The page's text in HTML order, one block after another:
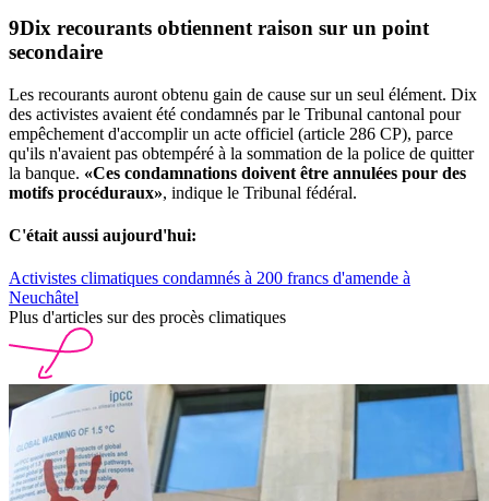
Dix recourants obtiennent raison sur un point
secondaire
Les recourants auront obtenu gain de cause sur un seul élément. Dix
des activistes avaient été condamnés par le Tribunal cantonal pour
empêchement d'accomplir un acte officiel (article 286 CP), parce
qu'ils n'avaient pas obtempéré à la sommation de la police de quitter
la banque. «Ces condamnations doivent être annulées pour des
motifs procéduraux», indique le Tribunal fédéral.
C'était aussi aujourd'hui:
Activistes climatiques condamnés à 200 francs d'amende à
Neuchâtel
Plus d'articles sur des procès climatiques